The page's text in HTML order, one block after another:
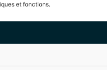
et fonctions.